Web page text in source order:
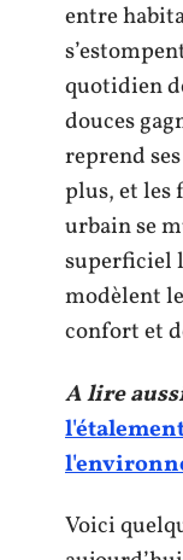
entre
quotidien
douces
reprend
plus, et les
urbain se
superficiel
modèlent
confort et
A lire
Voici